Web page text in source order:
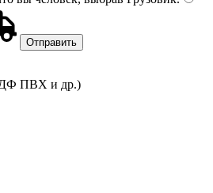
ПВХ и др.)